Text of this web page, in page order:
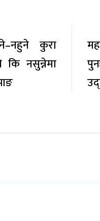
कुरा
कि नसुन्नेमा